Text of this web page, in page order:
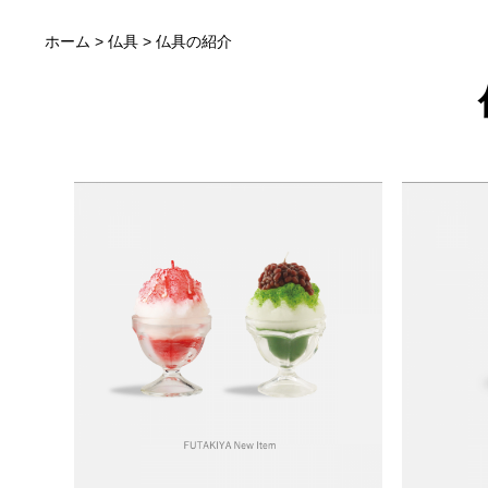
ホーム > 仏具> 仏具の紹介